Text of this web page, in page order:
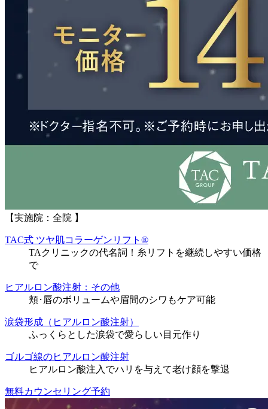
【実施院：全院 】
TAC式 ツヤ肌コラーゲンリフト®
TAクリニックの代名詞！糸リフトを継続しやすい価格
で
ヒアルロン酸注射：その他
頬･唇のボリュームや眉間のシワもケア可能
涙袋形成（ヒアルロン酸注射）
ふっくらとした涙袋で愛らしい目元作り
ゴルゴ線のヒアルロン酸注射
ヒアルロン酸注入でハリを与えて老け顔を撃退
無料カウンセリング予約